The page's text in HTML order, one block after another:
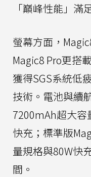
「巔峰性能」滿
螢幕方面，
Magic8 Pro更搭
獲得SGS系統低
技術。電池與續
7200mAh超大容
快充；標準版
量規格與80W快
間。